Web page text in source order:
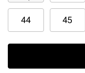
44 45